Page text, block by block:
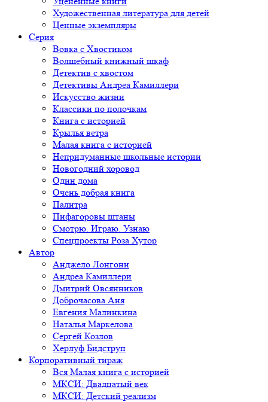
Художественная литература для детей
Ценные экземпляры
Серия
Вовка с Хвостиком
Волшебный книжный шкаф
Детектив с хвостом
Детективы Андреа Камиллери
Искусство жизни
Классики по полочкам
Книга с историей
Крылья ветра
Малая книга с историей
Непридуманные школьные истории
Новогодний хоровод
Один дома
Очень добрая книга
Палитра
Пифагоровы штаны
Смотрю. Играю. Узнаю
Спецпроекты Роза Хутор
Автор
Анджело Лонгони
Андреа Камиллери
Дмитрий Овсянников
Доброчасова Аня
Евгения Малинкина
Наталья Маркелова
Сергей Козлов
Херлуф Бидструп
Корпоративный тираж
Вся Малая книга с историей
МКСИ: Двадцатый век
МКСИ: Детский реализм